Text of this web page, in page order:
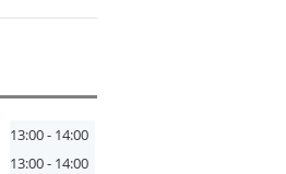
13:00
14:00
13:00
14:00